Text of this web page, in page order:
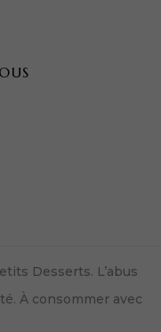
Desserts. L’abus
À consommer avec